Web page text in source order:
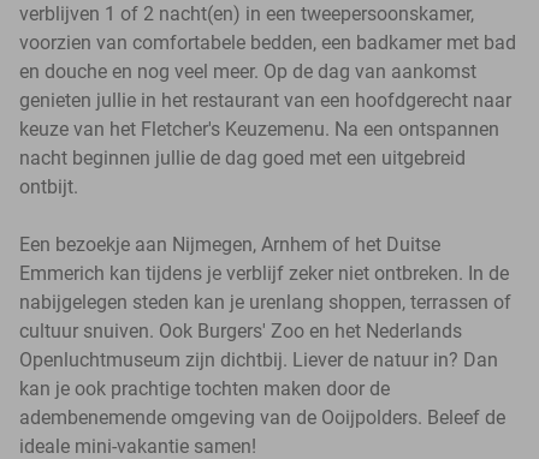
verblijven 1 of 2 nacht(en) in een tweepersoonskamer,
voorzien van comfortabele bedden, een badkamer met bad
en douche en nog veel meer. Op de dag van aankomst
genieten jullie in het restaurant van een hoofdgerecht naar
keuze van het Fletcher's Keuzemenu. Na een ontspannen
nacht beginnen jullie de dag goed met een uitgebreid
ontbijt.
Een bezoekje aan Nijmegen, Arnhem of het Duitse
Emmerich kan tijdens je verblijf zeker niet ontbreken. In de
nabijgelegen steden kan je urenlang shoppen, terrassen of
cultuur snuiven. Ook Burgers' Zoo en het Nederlands
Openluchtmuseum zijn dichtbij. Liever de natuur in? Dan
kan je ook prachtige tochten maken door de
adembenemende omgeving van de Ooijpolders. Beleef de
ideale mini-vakantie samen!